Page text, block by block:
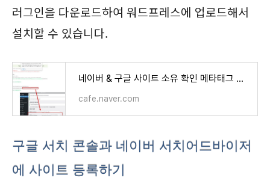
러그인을 다운로드하여 워드프레스에 업로드해서
설치할 수 있습니다.
네이버 & 구글 사이트 소유 확인 메타태그 관리자 플러그인 [자체 제작] (2026_0222 업데이트)
cafe.naver.com
구글 서치 콘솔과 네이버 서치어드바이저
에 사이트 등록하기